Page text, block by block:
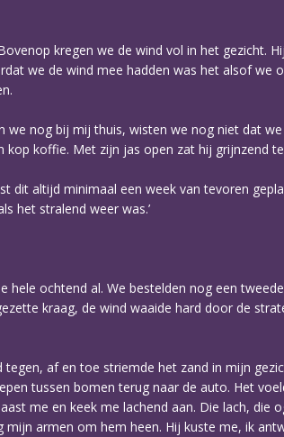
kregen we de wind vol in het gezicht.
we de wind mee hadden was het alsof we
we nog bij mij thuis, wisten we nog niet dat
koffie. Met zijn jas open zat hij grijnzend
dit altijd minimaal een week van tevoren
het stralend weer was.’
hele ochtend al. We bestelden nog een
kraag, de wind waaide hard door de
af en toe striemde het zand in mijn
tussen bomen terug naar de auto. Het
me en keek me lachend aan. Die lach, die
armen om hem heen. Hij kuste me, ik